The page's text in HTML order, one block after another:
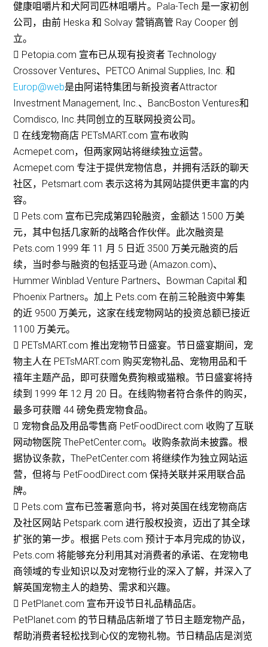
健康咀嚼片和犬阿司匹林咀嚼片。Pala-Tech 是一家初创
公司，由前 Heska 和 Solvay 营销高管 Ray Cooper 创
立。
 Petopia.com 宣布已从现有投资者 Technology
Crossover Ventures、PETCO Animal Supplies, Inc. 和
Europ@web是由阿诺特集团与新投资者Attractor
Investment Management, Inc.、BancBoston Ventures和
Comdisco, Inc.共同创立的互联网投资公司。
 在线宠物商店 PETsMART.com 宣布收购
Acmepet.com，但两家网站将继续独立运营。
Acmepet.com 专注于提供宠物信息，并拥有活跃的聊天
社区，Petsmart.com 表示这将为其网站提供更丰富的内
容。
 Pets.com 宣布已完成第四轮融资，金额达 1500 万美
元，其中包括几家新的战略合作伙伴。此次融资是
Pets.com 1999 年 11 月 5 日近 3500 万美元融资的后
续，当时参与融资的包括亚马逊 (Amazon.com)、
Hummer Winblad Venture Partners、Bowman Capital 和
Phoenix Partners。加上 Pets.com 在前三轮融资中筹集
的近 9500 万美元，这家在线宠物网站的投资总额已接近
1100 万美元。
 PETsMART.com 推出宠物节日盛宴。节日盛宴期间，宠
物主人在 PETsMART.com 购买宠物礼品、宠物用品和千
禧年主题产品，即可获赠免费狗粮或猫粮。节日盛宴将持
续到 1999 年 12 月 20 日。在线购物者符合条件的购买，
最多可获赠 44 磅免费宠物食品。
 宠物食品及用品零售商 PetFoodDirect.com 收购了互联
网动物医院 ThePetCenter.com。收购条款尚未披露。根
据协议条款，ThePetCenter.com 将继续作为独立网站运
营，但将与 PetFoodDirect.com 保持关联并采用联合品
牌。
 Pets.com 宣布已签署意向书，将对英国在线宠物商店
及社区网站 Petspark.com 进行股权投资，迈出了其全球
扩张的第一步。根据 Pets.com 预计于本月完成的协议，
Pets.com 将能够充分利用其对消费者的承诺、在宠物电
商领域的专业知识以及对宠物行业的深入了解，并深入了
解英国宠物主人的趋势、需求和兴趣。
 PetPlanet.com 宣布开设节日礼品精品店。
PetPlanet.com 的节日精品店新增了节日主题宠物产品，
帮助消费者轻松找到心仪的宠物礼物。节日精品店是浏览